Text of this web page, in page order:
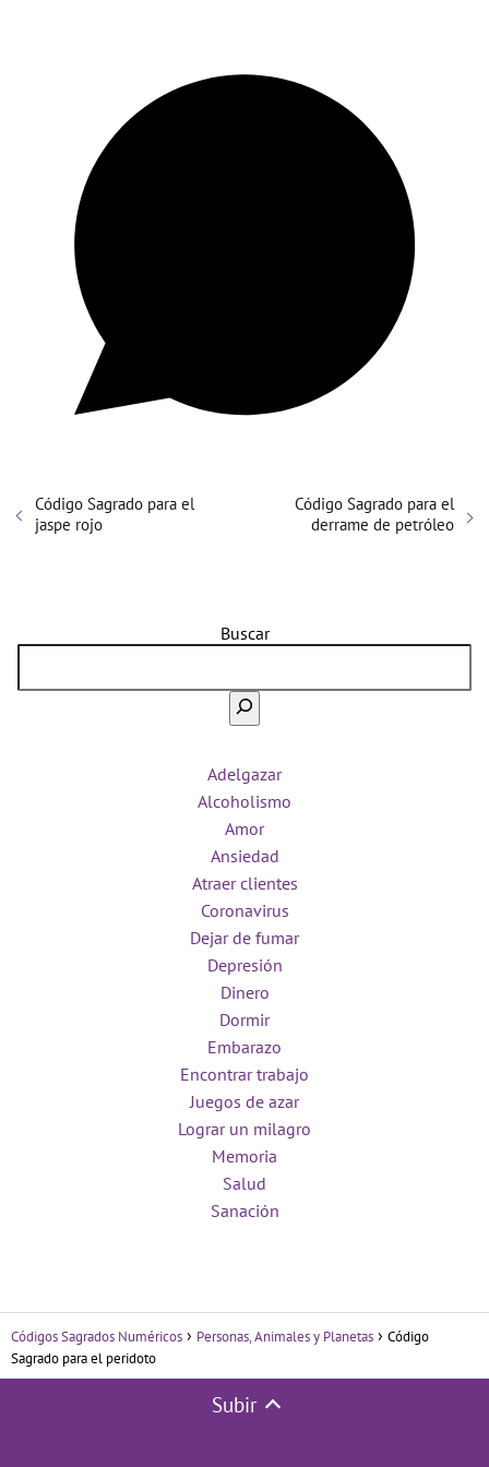
Código Sagrado para el
jaspe rojo
Código Sagrado para el
derrame de petróleo
Buscar
Adelgazar
Alcoholismo
Amor
Ansiedad
Atraer clientes
Coronavirus
Dejar de fumar
Depresión
Dinero
Dormir
Embarazo
Encontrar trabajo
Juegos de azar
Lograr un milagro
Memoria
Salud
Sanación
Códigos Sagrados Numéricos Personas, Animales y Planetas
Código
Sagrado para el peridoto
Subir